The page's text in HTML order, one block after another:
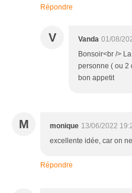
Répondre
V Vanda 01/08/
Bonsoir<br />
personne ( ou 2
bon appetit
M monique 13/06/2022
excellente idée, car on
Répondre